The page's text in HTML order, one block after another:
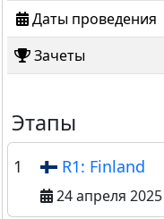
Даты проведения
Зачеты
Этапы
1 R1: Finland
24 апреля